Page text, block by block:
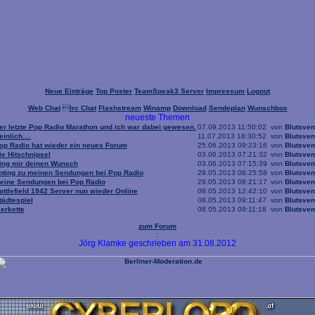
Neue Einträge Top Poster TeamSpeak3 Server Impressum Logout
Web ChatIrc Chat Flashstream Winamp Download Sendeplan Wunschbox
neueste Themen
letzte Pop Radio Marathon und ich war dabei gewesen. 07.09.2013 11:50:02 von
11.07.2013 18:30:52 von
Radio hat wieder ein neues Forum
25.06.2013 09:23:16 von
Hitschnipsel
03.06.2013 07:21:32 von
mir deinen Wunsch
03.06.2013 07:15:39 von
zu meinen Sendungen bei Pop Radio
29.05.2013 08:25:58 von
Sendungen bei Pop Radio
29.05.2013 08:21:17 von
1942 Server nun wieder Online
08.05.2013 12:42:10 von
08.05.2013 09:11:47 von
08.05.2013 09:11:18 von
zum Forum
:
Jörg Klamke geschrieben am 31.08.2012